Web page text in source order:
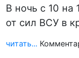
В ночь с 10 на
от сил ВСУ в
читать...